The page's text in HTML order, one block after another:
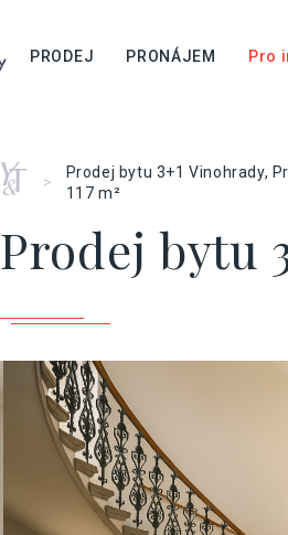
PRODEJ PRONÁJEM Pro
Home
>
Prodej bytu 3+1 Vinohrady,
117 m²
Prodej bytu